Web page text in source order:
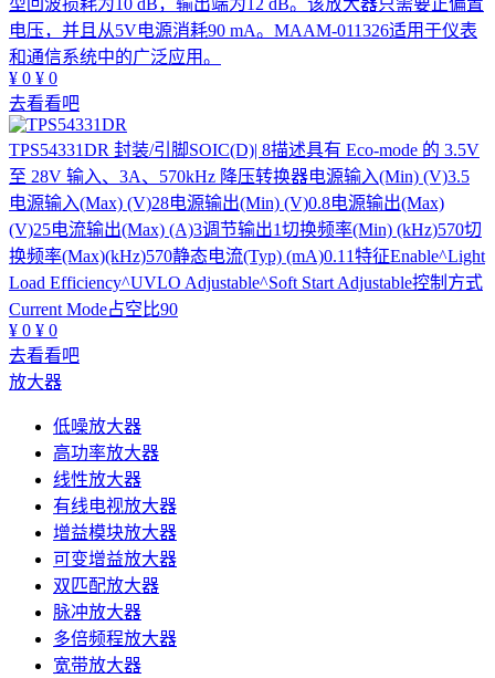
型回波损耗为10 dB，输出端为12 dB。该放大器只需要正偏置
电压，并且从5V电源消耗90 mA。MAAM-011326适用于仪表
和通信系统中的广泛应用。
¥ 0 ¥ 0
去看看吧
TPS54331DR 封装/引脚SOIC(D)| 8描述具有 Eco-mode 的 3.5V
至 28V 输入、3A、570kHz 降压转换器电源输入(Min) (V)3.5
电源输入(Max) (V)28电源输出(Min) (V)0.8电源输出(Max)
(V)25电流输出(Max) (A)3调节输出1切换频率(Min) (kHz)570切
换频率(Max)(kHz)570静态电流(Typ) (mA)0.11特征Enable^Light
Load Efficiency^UVLO Adjustable^Soft Start Adjustable控制方式
Current Mode占空比90
¥ 0 ¥ 0
去看看吧
放大器
低噪放大器
高功率放大器
线性放大器
有线电视放大器
增益模块放大器
可变增益放大器
双匹配放大器
脉冲放大器
多倍频程放大器
宽带放大器